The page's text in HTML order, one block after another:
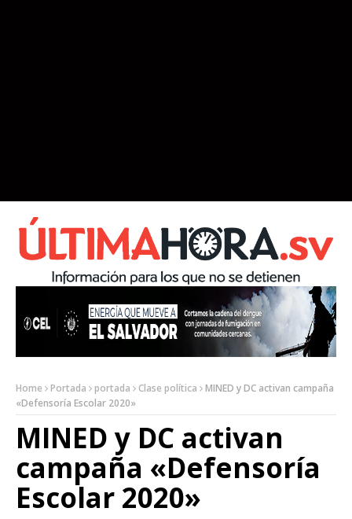
Home Portada portada Clase política
MINED y DC activan campaña
«Defensoría Escolar 2020»
MINED y DC activan
campaña «Defensoría
Escolar 2020»